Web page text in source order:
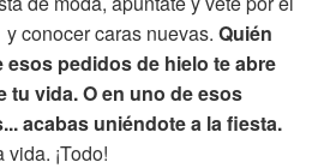
conocer caras nuevas. Quién
esos pedidos de hielo te abre
tu vida. O en uno de esos
acabas uniéndote a la fiesta.
¡Todo!